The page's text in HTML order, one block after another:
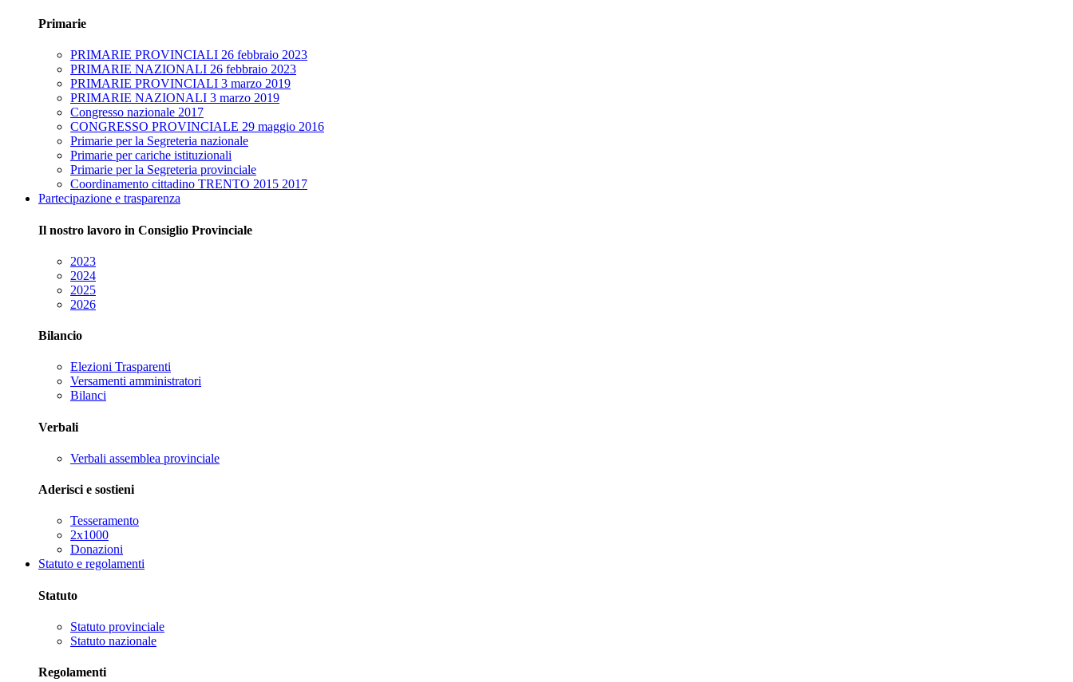
Primarie
PRIMARIE PROVINCIALI 26 febbraio 2023
PRIMARIE NAZIONALI 26 febbraio 2023
PRIMARIE PROVINCIALI 3 marzo 2019
PRIMARIE NAZIONALI 3 marzo 2019
Congresso nazionale 2017
CONGRESSO PROVINCIALE 29 maggio 2016
Primarie per la Segreteria nazionale
Primarie per cariche istituzionali
Primarie per la Segreteria provinciale
Coordinamento cittadino TRENTO 2015 2017
Partecipazione e trasparenza
Il nostro lavoro in Consiglio Provinciale
2023
2024
2025
2026
Bilancio
Elezioni Trasparenti
Versamenti amministratori
Bilanci
Verbali
Verbali assemblea provinciale
Aderisci e sostieni
Tesseramento
2x1000
Donazioni
Statuto e regolamenti
Statuto
Statuto provinciale
Statuto nazionale
Regolamenti